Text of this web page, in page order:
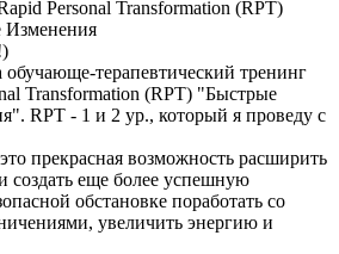
обучающе-терапевтический тренинг
Transformation (RPT) "Быстрые
RPT - 1 и 2 ур., который я проведу с
прекрасная возможность расширить
создать еще более успешную
обстановке поработать со
увеличить энергию и